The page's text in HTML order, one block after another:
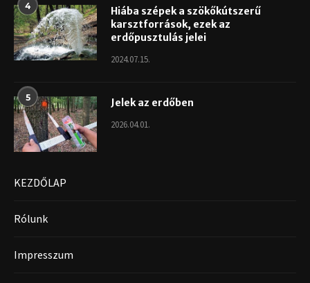
4
Hiába szépek a szökőkútszerű
karsztforrások, ezek az
erdőpusztulás jelei
2024.07.15.
5 Jelek az erdőben
2026.04.01.
KEZDŐLAP
Rólunk
Impresszum